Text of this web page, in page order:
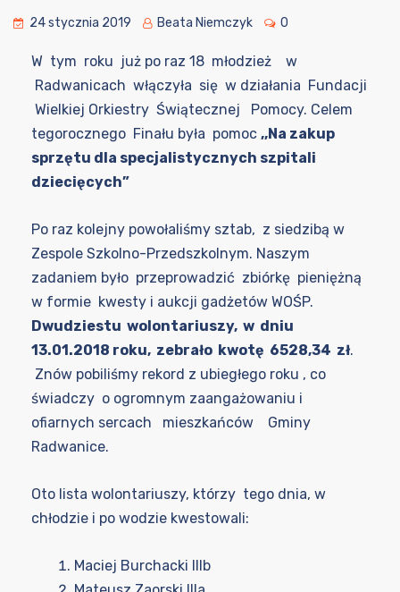
24 stycznia 2019 Beata Niemczyk 0
W tym roku już po raz 18 młodzież w
Radwanicach włączyła się w działania Fundacji
Wielkiej Orkiestry Świątecznej Pomocy. Celem
tegorocznego Finału była pomoc ,,Na zakup
sprzętu dla specjalistycznych szpitali
dziecięcych”
Po raz kolejny powołaliśmy sztab, z siedzibą w
Zespole Szkolno-Przedszkolnym. Naszym
zadaniem było przeprowadzić zbiórkę pieniężną
w formie kwesty i aukcji gadżetów WOŚP.
Dwudziestu wolontariuszy, w dniu
13.01.2018 roku, zebrało kwotę 6528,34 zł.
Znów pobiliśmy rekord z ubiegłego roku , co
świadczy o ogromnym zaangażowaniu i
ofiarnych sercach mieszkańców Gminy
Radwanice.
Oto lista wolontariuszy, którzy tego dnia, w
chłodzie i po wodzie kwestowali:
Maciej Burchacki IIIb